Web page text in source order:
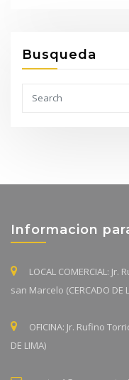
Busqueda
Informacion
LOCAL COMERCIAL:
san Marcelo (CERCADO DE
OFICINA: Jr. Rufino
DE LIMA)